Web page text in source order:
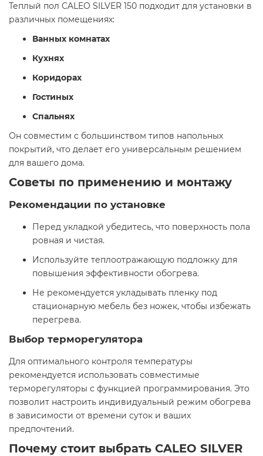
Теплый пол CALEO SILVER 150 подходит для установки в
различных помещениях:​
Ванных комнатах
Кухнях
Коридорах
Гостиных
Спальнях
Он совместим с большинством типов напольных
покрытий, что делает его универсальным решением
для вашего дома.​
Советы по применению и монтажу
Рекомендации по установке
Перед укладкой убедитесь, что поверхность пола
ровная и чистая.
Используйте теплоотражающую подложку для
повышения эффективности обогрева.
Не рекомендуется укладывать пленку под
стационарную мебель без ножек, чтобы избежать
перегрева.​
Выбор терморегулятора
Для оптимального контроля температуры
рекомендуется использовать совместимые
терморегуляторы с функцией программирования. Это
позволит настроить индивидуальный режим обогрева
в зависимости от времени суток и ваших
предпочтений.​
Почему стоит выбрать CALEO SILVER